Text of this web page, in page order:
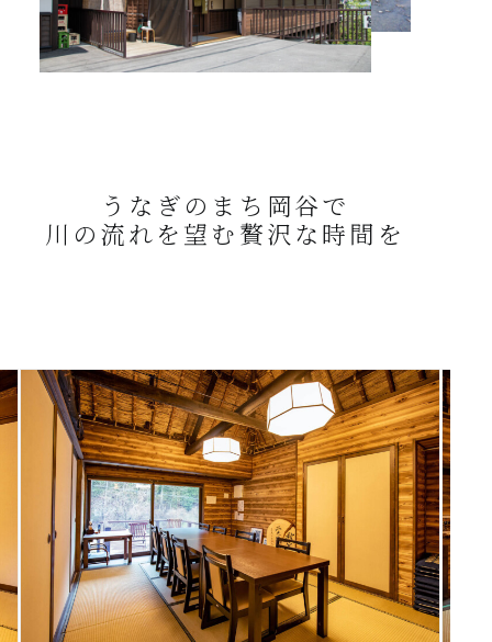
うなぎのまち岡谷で
川の流れを望む贅沢な時間を